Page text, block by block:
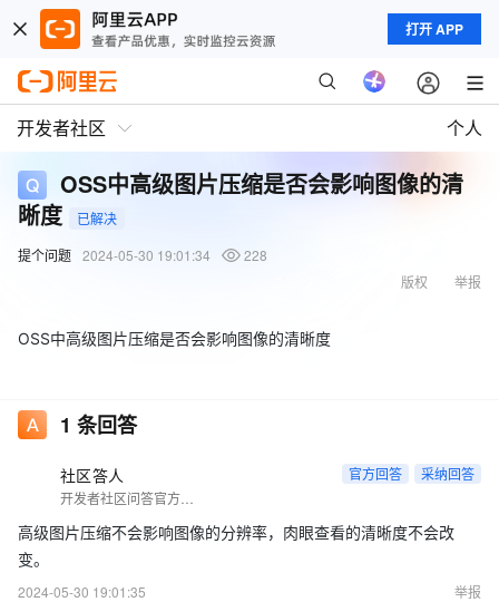
打开 APP
开发者社区 个人
OSS中高级图片压缩是否会影响图像的清
晰度
已解决
提个问题 2024-05-30 19:01:34
228
举报
版权
OSS中高级图片压缩是否会影响图像的清晰度
1 条回答
社区答人 官方回答 采纳回答
高级图片压缩不会影响图像的分辨率，肉眼查看的清晰度不会改
变。
2024-05-30 19:01:35
举报